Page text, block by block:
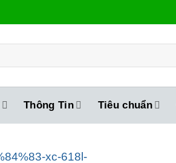
Thông Tin Tiêu chuẩn